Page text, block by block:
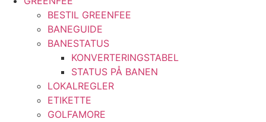
BESTIL GREENFEE
BANEGUIDE
BANESTATUS
KONVERTERINGSTABEL
STATUS PÅ BANEN
LOKALREGLER
ETIKETTE
GOLFAMORE